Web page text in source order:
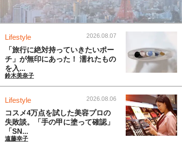
Lifestyle 2026.08.07
「旅行に絶対持っていきたいポー
チ」が無印にあった！ 濡れたもの
を入...
鈴木美奈子
Lifestyle 2026.08.06
コスメ4万点を試した美容プロの
失敗談。「手の甲に塗って確認」
「SN...
遠藤幸子